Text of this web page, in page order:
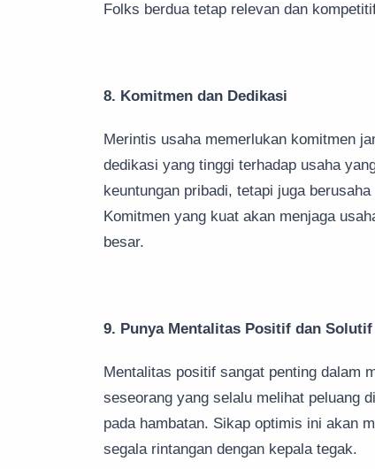
Folks berdua tetap relevan dan
8. Komitmen dan Dedikasi
Merintis usaha memerlukan komitmen
dedikasi yang tinggi terhadap usaha
keuntungan pribadi, tetapi juga
Komitmen yang kuat akan menjaga
besar.
9. Punya Mentalitas Positif dan Solutif
Mentalitas positif sangat penting dalam
seseorang yang selalu melihat peluang
pada hambatan. Sikap optimis ini akan
segala rintangan dengan kepala tegak.